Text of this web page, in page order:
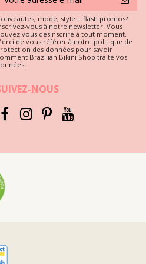
en bon état ?
chaude afin que les fibres se
est différent !
mode, style + flash promos?
vous à notre newsletter. Vous
vous désinscrire à tout moment.
de vous référer à notre politique de
des données pour savoir
Brazilian Bikini Shop traite vos
NOUS